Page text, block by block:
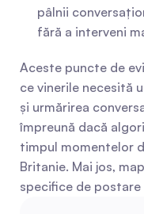
pâlnii
fără a interveni
Aceste puncte de
ce vinerile necesită
și urmărirea
împreună dacă
timpul momentelor
Britanie. Mai jos,
specifice de